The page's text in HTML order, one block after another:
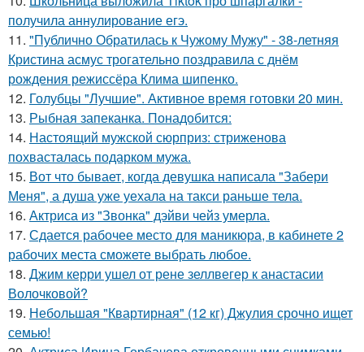
получила аннулирование егэ.
11. "Публично Обратилась к Чужому Мужу" - 38-летняя
Кристина асмус трогательно поздравила с днём
рождения режиссёра Клима шипенко.
12. Голубцы "Лучшие". Активное время готовки 20 мин.
13. Рыбная запеканка. Понадобится:
14. Настоящий мужской сюрприз: стриженова
похвасталась подарком мужа.
15. Вот что бывает, когда девушка написала "Забери
Меня", а душа уже уехала на такси раньше тела.
16. Актриса из "Звонка" дэйви чейз умерла.
17. Сдается рабочее место для маникюра, в кабинете 2
рабочих места сможете выбрать любое.
18. Джим керри ушел от рене зеллвегер к анастасии
Волочковой?
19. Небольшая "Квартирная" (12 кг) Джулия срочно ищет
семью!